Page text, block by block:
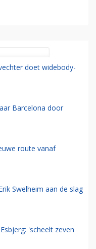
doet widebody-
Barcelona door
route vanaf
Swelheim aan de slag
'scheelt zeven